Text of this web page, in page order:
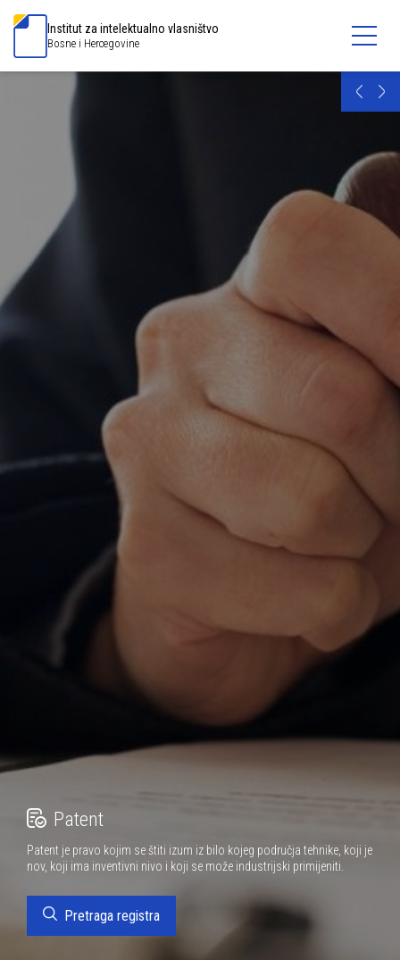
Institut za intelektualno vlasništvo
Bosne i Hercegovine
Patent
Patent je pravo kojim se štiti izum iz bilo kojeg područja tehnike, koji je
nov, koji ima inventivni nivo i koji se može industrijski primijeniti.
Pretraga registra